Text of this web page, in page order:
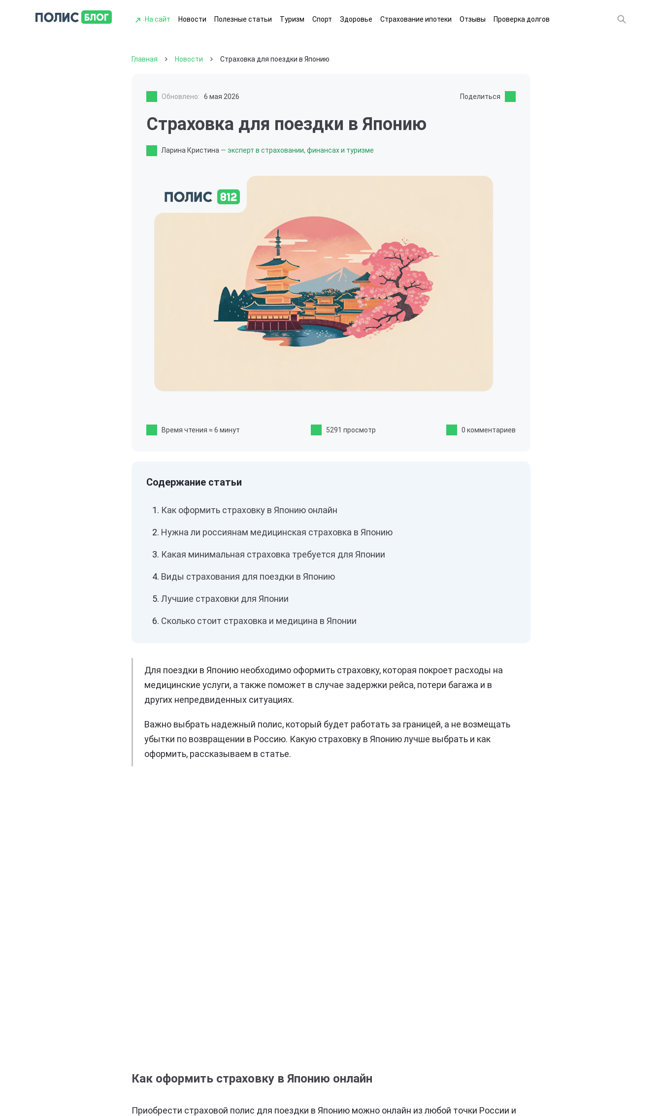
На сайт Новости Полезные статьи Туризм Спорт Здоровье Страхование ипотеки Отзывы Проверка долгов
Главная Новости Страховка для поездки в Японию
Обновлено: 6 мая 2026 Поделиться
Страховка для поездки в Японию
Ларина Кристина — эксперт в страховании, финансах и туризме
Время чтения ≈ 6 минут 5291 просмотр 0 комментариев
Как оформить страховку в Японию онлайн
Нужна ли россиянам медицинская страховка в Японию
Какая минимальная страховка требуется для Японии
Виды страхования для поездки в Японию
Лучшие страховки для Японии
Сколько стоит страховка и медицина в Японии
Для поездки в Японию необходимо оформить страховку, которая покроет расходы на
медицинские услуги, а также поможет в случае задержки рейса, потери багажа и в
других непредвиденных ситуациях.
Важно выбрать надежный полис, который будет работать за границей, а не возмещать
убытки по возвращении в Россию. Какую страховку в Японию лучше выбрать и как
оформить, рассказываем в статье.
Как оформить страховку в Японию онлайн
Приобрести страховой полис для поездки в Японию можно онлайн из любой точки России и